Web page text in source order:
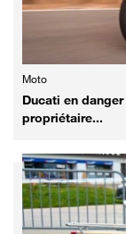
Moto
Ducati en
propriétaire...